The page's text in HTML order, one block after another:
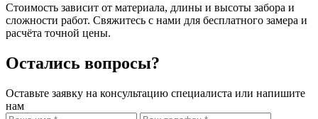
Стоимость зависит от материала, длины и высоты забора и
сложности работ. Свяжитесь с нами для бесплатного замера и
расчёта точной цены.
Остались вопросы?
Оставьте заявку на консультацию специалиста или напишите
нам